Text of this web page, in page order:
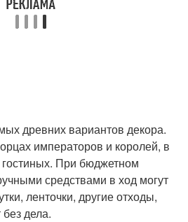
древних вариантов декора.
императоров и королей, в
При бюджетном
средствами в ход могут
ленточки, другие отходы,
дела.